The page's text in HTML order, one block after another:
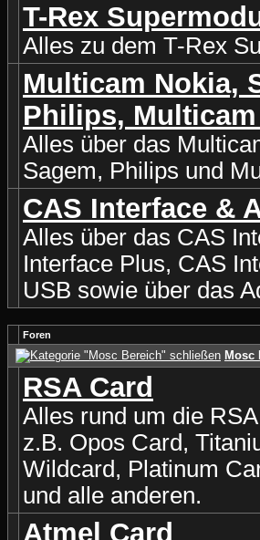
T-Rex
Alles zu dem T-Rex
Multicam Nokia,
Philips, Multicam
Alles über das
Sagem, Philips und
CAS Interface &
Alles über das CAS
Interface Plus, CAS
USB sowie über das
Foren
Mosc
RSA Card
Alles rund um die
z.B. Opos Card,
Wildcard, Platinum
und alle anderen.
Atmel Card